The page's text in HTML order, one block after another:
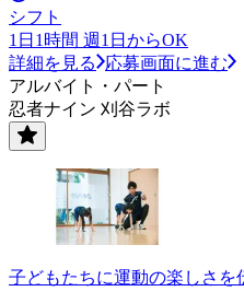
シフト
1日1時間 週1日からOK
詳細を見る
応募画面に進む
アルバイト・パート
忍者ナイン 刈谷ラボ
子どもたちに運動の楽しさ